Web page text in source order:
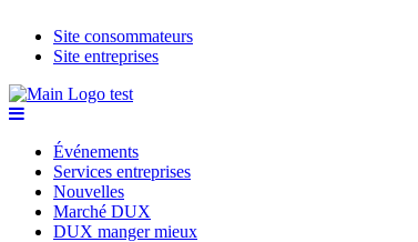
Site consommateurs
Site entreprises
Événements
Services entreprises
Nouvelles
Marché DUX
DUX manger mieux